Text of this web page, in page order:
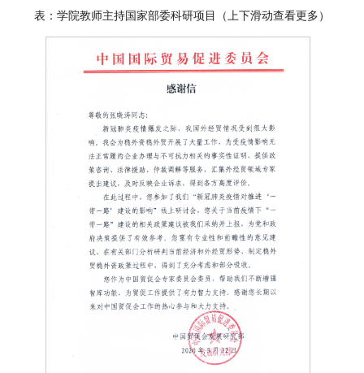
表：学院教师主持国家部委科研项目（上下滑动查看更多）